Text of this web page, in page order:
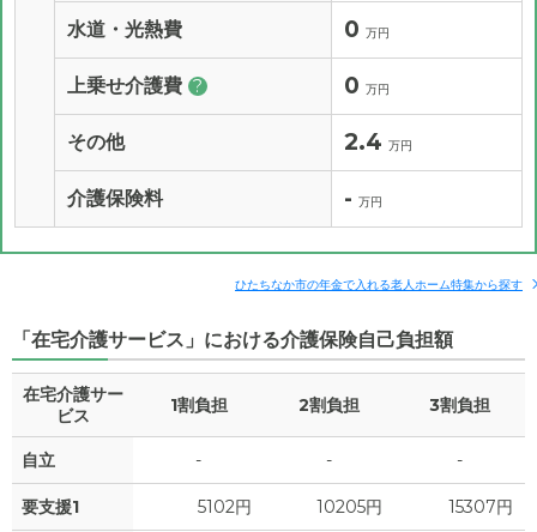
水道・光熱費 0 万円
上乗せ介護費 ? 0 万円
その他 2.4 万円
介護保険料 - 万円
ひたちなか市の年金で入れる老人ホーム特集から探す
「在宅介護サービス」における介護保険自己負担額
在宅介護サー
ビス
1割負担 2割負担 3割負担
自立 - - -
要支援1 5102円 10205円 15307円